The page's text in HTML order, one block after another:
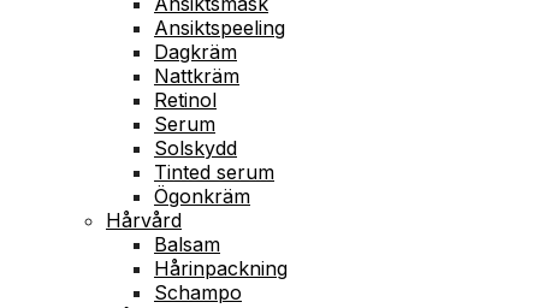
Ansiktspeeling
Dagkräm
Nattkräm
Retinol
Serum
Solskydd
Tinted serum
Ögonkräm
Hårvård
Balsam
Hårinpackning
Schampo